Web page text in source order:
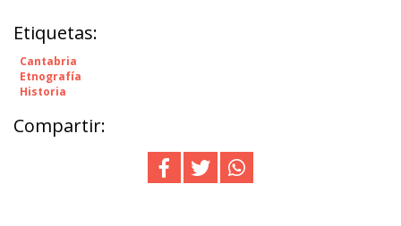
Etiquetas:
Cantabria
Etnografía
Historia
Compartir: